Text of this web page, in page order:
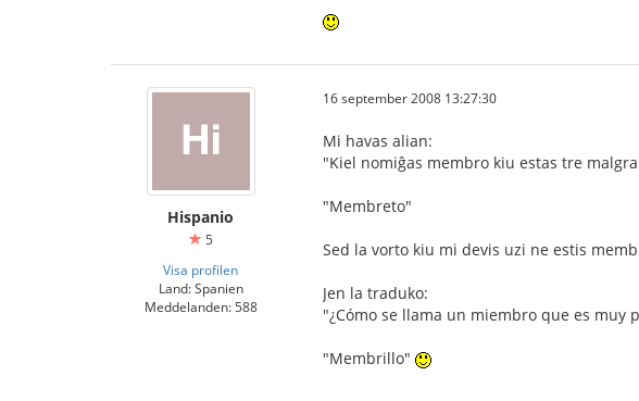
Hispanio
5
Visa profilen
Land: Spanien
Meddelanden: 588
16 september 2008 13:27:30
Mi havas alian:
"Kiel nomiĝas membro kiu estas tre
"Membreto"
Sed la vorto kiu mi devis uzi ne estis
Jen la traduko:
"¿Cómo se llama un miembro que es muy
"Membrillo"